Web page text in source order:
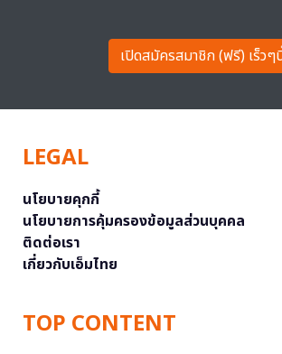
เปิดสมัครสมาชิก (ฟรี) เร็วๆ
LEGAL
นโยบายคุกกี้
นโยบายการคุ้มครองข้อมูลส่วนบุคคล
ติดต่อเรา
เกี่ยวกับเอ็มไทย
TOP CONTENT